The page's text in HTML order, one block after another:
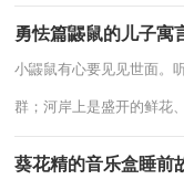
勇怯篇鼹鼠的儿子寓
小鼹鼠有心要见见世面。
群；河岸上是盛开的鲜花
葵花精的音乐盒睡前